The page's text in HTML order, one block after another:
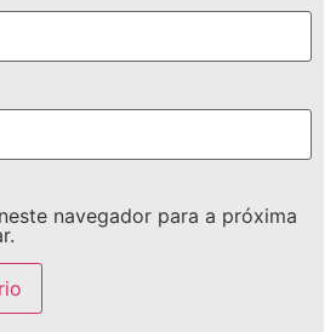
navegador para a próxima